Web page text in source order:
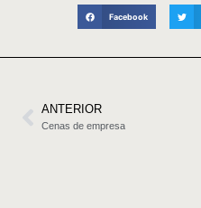
Facebook
ANTERIOR
Cenas de empresa